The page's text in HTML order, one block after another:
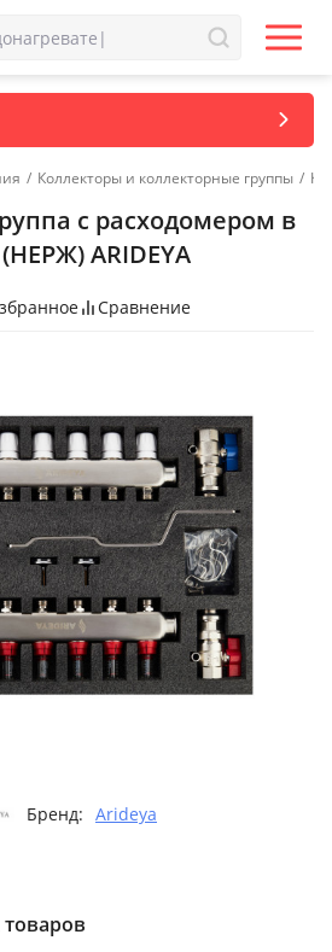
/ Коллекторы и коллекторные группы /
с расходомером в
ARIDEYA
Сравнение
Бренд: Arideya